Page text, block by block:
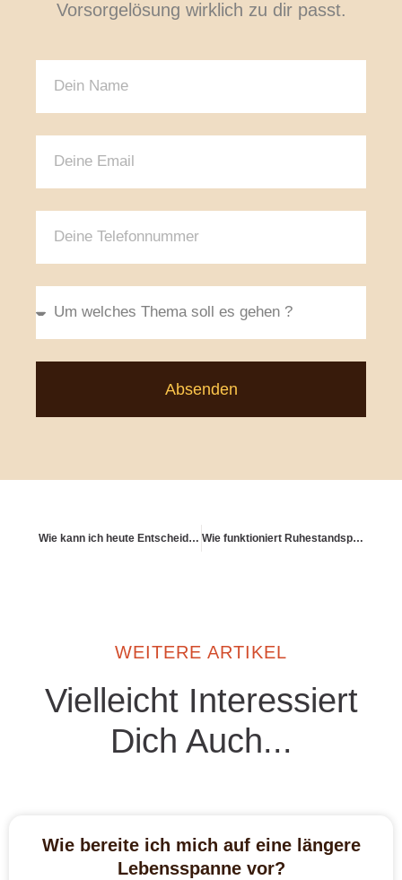
Vorsorgelösung wirklich zu dir passt.
Absenden
Wie kann ich heute Entscheidungen treffen, für die ich mir später danke? Wie funktioniert Ruhestandsplanung als Unternehmerfamilie?
WEITERE ARTIKEL
Vielleicht Interessiert
Dich Auch...
Wie bereite ich mich auf eine längere
Lebensspanne vor?